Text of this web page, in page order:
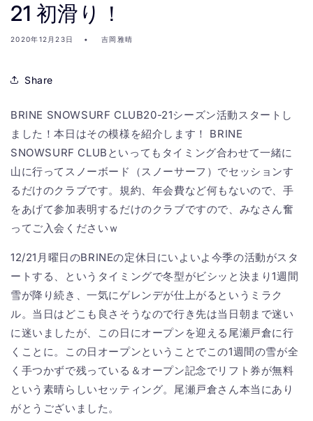
21 初滑り！
2020年12月23日 吉岡雅晴
Share
BRINE SNOWSURF CLUB20-21シーズン活動スタートし
ました！本日はその模様を紹介します！ BRINE
SNOWSURF CLUBといってもタイミング合わせて一緒に
山に行ってスノーボード（スノーサーフ）でセッションす
るだけのクラブです。規約、年会費など何もないので、手
をあげて参加表明するだけのクラブですので、みなさん奮
ってご入会くださいｗ
12/21月曜日のBRINEの定休日にいよいよ今季の活動がスタ
ートする、というタイミングで冬型がビシッと決まり1週間
雪が降り続き、一気にゲレンデが仕上がるというミラク
ル。当日はどこも良さそうなので行き先は当日朝まで迷い
に迷いましたが、この日にオープンを迎える尾瀬戸倉に行
くことに。この日オープンということでこの1週間の雪が全
く手つかずで残っている＆オープン記念でリフト券が無料
という素晴らしいセッティング。尾瀬戸倉さん本当にあり
がとうございました。